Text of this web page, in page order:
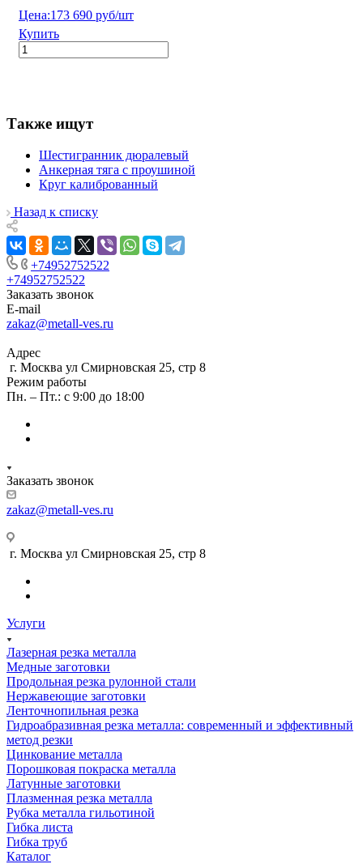
Цена:173 690 руб/шт
Купить
Также ищут
Шестигранник дюралевый
Анкерная тяга с проушиной
Круг калиброванный
Назад к списку
+74952752522
+74952752522
Заказать звонок
E-mail
zakaz@metall-ves.ru
Адрес
г. Москва ул Смирновская 25, стр 8
Режим работы
Пн. – Пт.: с 9:00 до 18:00
Заказать звонок
zakaz@metall-ves.ru
г. Москва ул Смирновская 25, стр 8
Услуги
Лазерная резка металла
Медные заготовки
Продольная резка рулонной стали
Нержавеющие заготовки
Ленточнопильная резка
Гидроабразивная резка металла: современный и эффективный
метод резки
Цинкование металла
Порошковая покраска металла
Латунные заготовки
Плазменная резка металла
Рубка металла гильотиной
Гибка листа
Гибка труб
Каталог